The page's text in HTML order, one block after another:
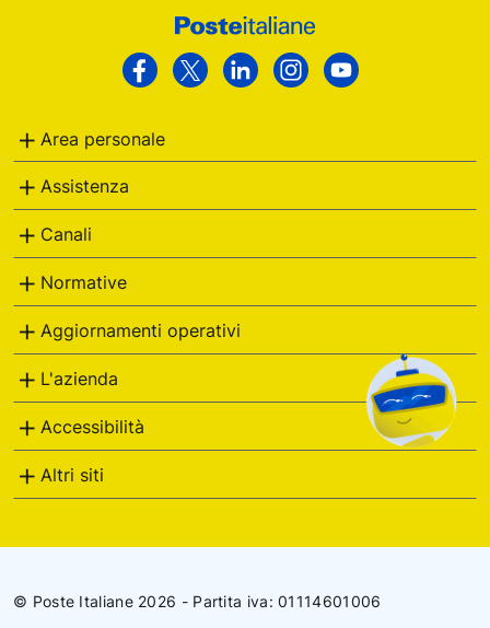
Facebook
Twitter LinkedinInstagram
Area personale
Assistenza
Canali
Normative
Aggiornamenti operativi
L'azienda
Accessibilità
Altri siti
© Poste Italiane 2026 - Partita iva: 01114601006